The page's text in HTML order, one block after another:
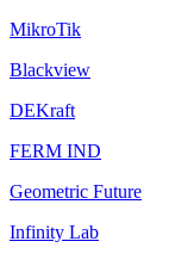
MikroTik
Blackview
DEKraft
FERM IND
Geometric Future
Infinity Lab